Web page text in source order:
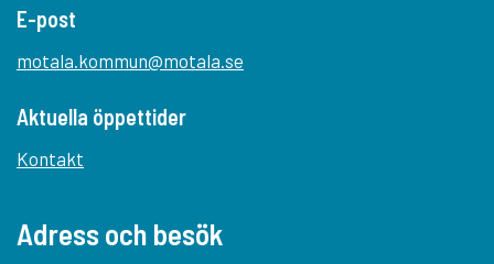
E-post
motala.kommun@motala.se
Aktuella öppettider
Kontakt
Adress och besök